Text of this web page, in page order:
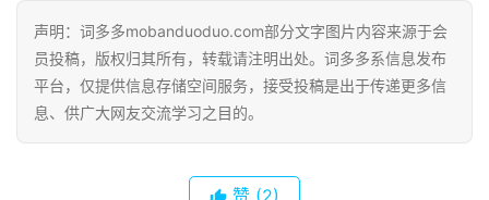
首
页
声明：词多多mobanduoduo.com部分文字图片内容来源于会
员投稿，版权归其所有，转载请注明出处。词多多系信息发布
平台，仅提供信息存储空间服务，接受投稿是出于传递更多信
息、供广大网友交流学习之目的。